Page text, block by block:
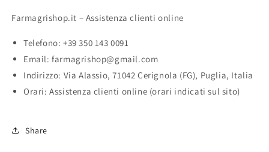
Farmagrishop.it – Assistenza clienti online
Telefono: +39 350 143 0091
Email:farmagrishop@gmail.com
Indirizzo: Via Alassio, 71042 Cerignola (FG), Puglia, Italia
Orari: Assistenza clienti online (orari indicati sul sito)
Share